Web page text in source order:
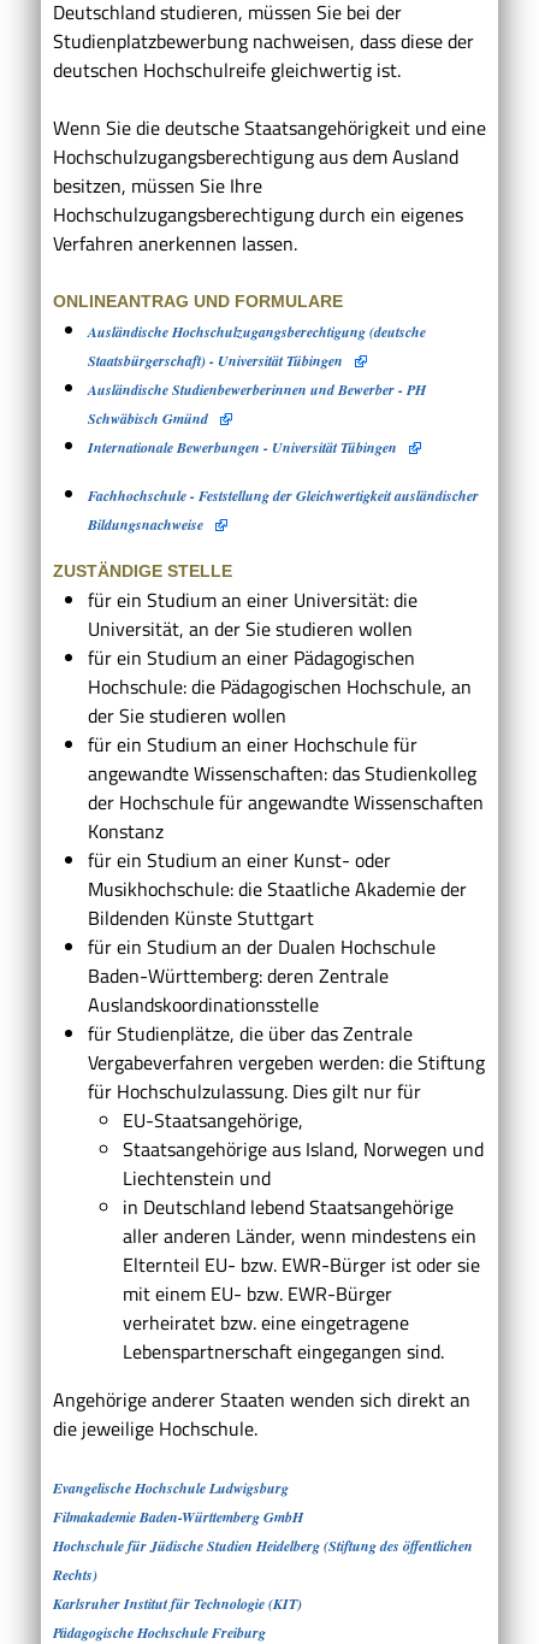
Deutschland studieren, müssen Sie bei der
Studienplatzbewerbung nachweisen, dass diese der
deutschen Hochschulreife gleichwertig ist.
Wenn Sie die deutsche Staatsangehörigkeit und eine
Hochschulzugangsberechtigung aus dem Ausland
besitzen, müssen Sie Ihre
Hochschulzugangsberechtigung durch ein eigenes
Verfahren anerkennen lassen.
ONLINEANTRAG UND FORMULARE
Ausländische Hochschulzugangsberechtigung (deutsche
Staatsbürgerschaft) - Universität Tübingen
Ausländische Studienbewerberinnen und Bewerber - PH
Schwäbisch Gmünd
Internationale Bewerbungen - Universität Tübingen
Fachhochschule - Feststellung der Gleichwertigkeit ausländischer
Bildungsnachweise
ZUSTÄNDIGE STELLE
für ein Studium an einer Universität: die
Universität, an der Sie studieren wollen
für ein Studium an einer Pädagogischen
Hochschule: die Pädagogischen Hochschule, an
der Sie studieren wollen
für ein Studium an einer Hochschule für
angewandte Wissenschaften: das Studienkolleg
der Hochschule für angewandte Wissenschaften
Konstanz
für ein Studium an einer Kunst- oder
Musikhochschule: die Staatliche Akademie der
Bildenden Künste Stuttgart
für ein Studium an der Dualen Hochschule
Baden-Württemberg: deren Zentrale
Auslandskoordinationsstelle
für Studienplätze, die über das Zentrale
Vergabeverfahren vergeben werden: die Stiftung
für Hochschulzulassung. Dies gilt nur für
EU-Staatsangehörige,
Staatsangehörige aus Island, Norwegen und
Liechtenstein und
in Deutschland lebend Staatsangehörige
aller anderen Länder, wenn mindestens ein
Elternteil EU- bzw. EWR-Bürger ist oder sie
mit einem EU- bzw. EWR-Bürger
verheiratet bzw. eine eingetragene
Lebenspartnerschaft eingegangen sind.
Angehörige anderer Staaten wenden sich direkt an
die jeweilige Hochschule.
Evangelische Hochschule Ludwigsburg
Filmakademie Baden-Württemberg GmbH
Hochschule für Jüdische Studien Heidelberg (Stiftung des öffentlichen
Rechts)
Karlsruher Institut für Technologie (KIT)
Pädagogische Hochschule Freiburg